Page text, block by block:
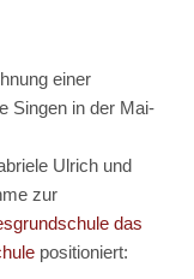
einer
Singen in der Mai-
Ulrich und
zur
das
positioniert: